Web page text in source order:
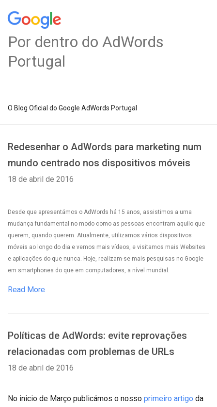
Por dentro do AdWords
Portugal
O Blog Oficial do Google AdWords Portugal
Redesenhar o AdWords para marketing num
mundo centrado nos dispositivos móveis
18 de abril de 2016
Desde que apresentámos o AdWords há 15 anos, assistimos a uma
mudança fundamental no modo como as pessoas encontram aquilo que
querem, quando querem. Atualmente, utilizamos vários dispositivos
móveis ao longo do dia e vemos mais vídeos, e visitamos mais Websites
e aplicações do que nunca. Hoje, realizam-se mais pesquisas no Google
em smartphones do que em computadores, a nível mundial.
Read More
Políticas de AdWords: evite reprovações
relacionadas com problemas de URLs
18 de abril de 2016
No inicio de Março publicámos o nosso primeiro artigo da